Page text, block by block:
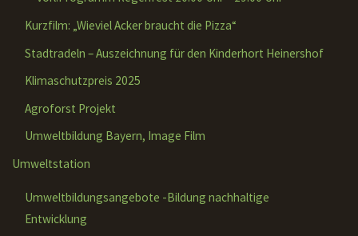
Kurzfilm: „Wieviel Acker braucht die Pizza“
Stadtradeln – Auszeichnung für den Kinderhort Heinershof
Klimaschutzpreis 2025
Agroforst Projekt
Umweltbildung Bayern, Image Film
Umweltstation
Umweltbildungsangebote -Bildung nachhaltige
Entwicklung